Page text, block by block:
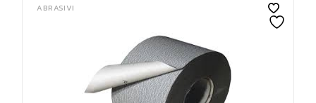
ABRASIVI